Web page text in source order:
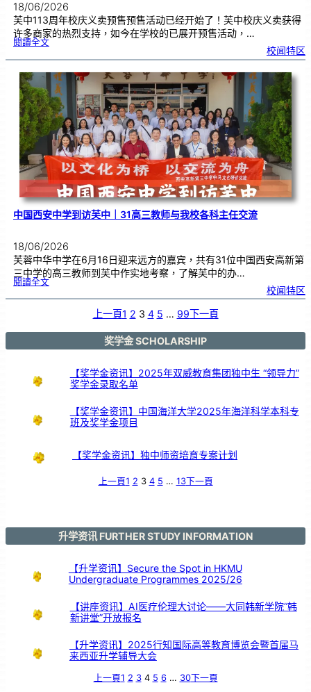
18/06/2026
芙中113周年校庆义卖预售预售活动已经开始了！芙中校庆义卖获得
许多商家的热烈支持，如今在学校的已展开预售活动，…
閱讀全文:
1
校
庆
｜
义
卖
预
售
已
开
展
校闻特区
中国西安中学到访芙中｜31高三教师与我校各科主任交流
18/06/2026
芙蓉中华中学在6月16日迎来远方的嘉宾，共有31位中国西安高新第
三中学的高三教师到芙中作实地考察，了解芙中的办…
閱讀全文:中
安
｜
高
校闻特区
上一頁1 2 3 4 5 … 99下一頁
奖学金 SCHOLARSHIP
【奖学金资讯】2025年双威教育集团独中生 “领导力”
奖学金录取名单
【奖学金资讯】中国海洋大学2025年海洋科学本科专
班及奖学金项目
【奖学金资讯】独中师资培育专案计划
上一頁1 2 3 4 5 … 13下一頁
升学资讯 FURTHER STUDY INFORMATION
【升学资讯】Secure the Spot in HKMU
Undergraduate Programmes 2025/26
【讲座资讯】AI医疗伦理大讨论——大同韩新学院“韩
新讲堂”开放报名
【升学资讯】2025行知国际高等教育博览会暨首届马
来西亚升学辅导大会
上一頁1 2 3 4 5 6 … 30下一頁